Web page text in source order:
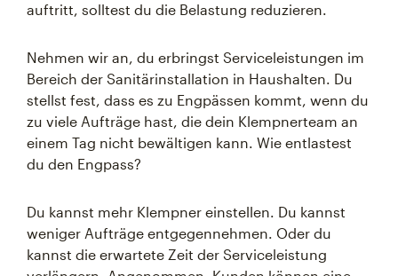
auftritt, solltest du die Belastung reduzieren.
Nehmen wir an, du erbringst Serviceleistungen im
Bereich der Sanitärinstallation in Haushalten. Du
stellst fest, dass es zu Engpässen kommt, wenn du
zu viele Aufträge hast, die dein Klempnerteam an
einem Tag nicht bewältigen kann. Wie entlastest
du den Engpass?
Du kannst mehr Klempner einstellen. Du kannst
weniger Aufträge entgegennehmen. Oder du
kannst die erwartete Zeit der Serviceleistung